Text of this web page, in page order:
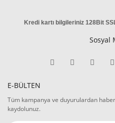
Kredi kartı bilgileriniz 128Bit
Sosyal
E-BÜLTEN
Tüm kampanya ve duyurulardan
kaydolunuz.